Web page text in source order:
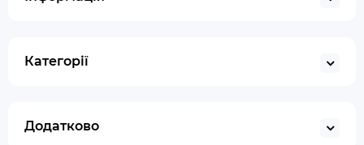
Категорії
Додатково